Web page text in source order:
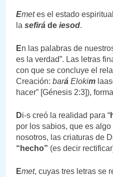
Emetes el estado
la sefirá de iesod.
En las palabras de
es la verdad”. Las letras
con que se concluye el
Creación: bará Elokim
hacer” [Génesis 2:3]),
Di-s creó la realidad para “
por los sabios, que es
nosotros, las criaturas de
“hecho” (es decir
Emet, cuyas tres letras se